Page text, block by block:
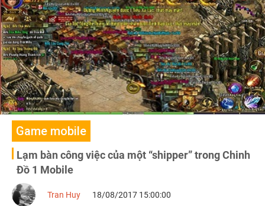
người chơi trong Chinh Đồ 1 Mobile.
Game mobile
Lạm bàn công việc của một “shipper” trong Chinh
Đồ 1 Mobile